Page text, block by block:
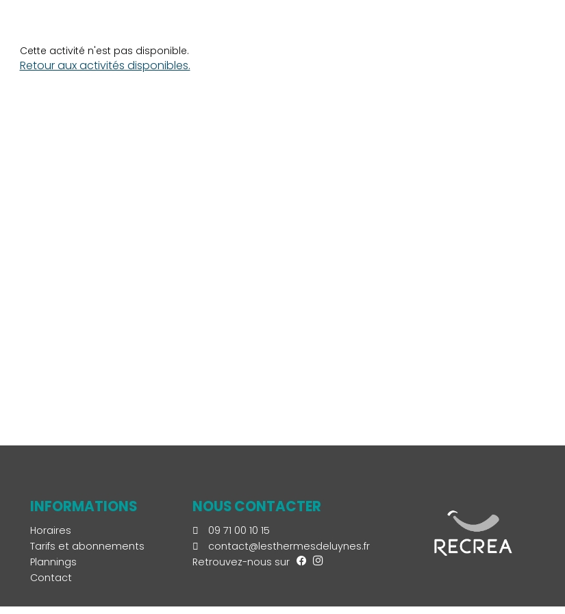
Cette activité n'est pas disponible.
Retour aux activités disponibles.
INFORMATIONS
Horaires
Tarifs et abonnements
Plannings
Contact
NOUS CONTACTER
09 71 00 10 15
contact@lesthermesdeluynes.fr
Retrouvez-nous sur